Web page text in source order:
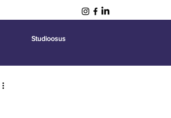
Studioosus